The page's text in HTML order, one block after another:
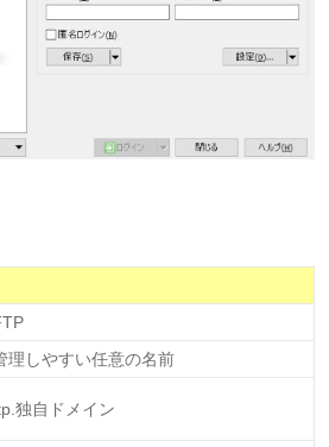
理しやすい任意の名前
独自ドメイン